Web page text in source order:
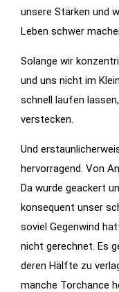
unsere Stärken und
Leben schwer
Solange wir
und uns nicht im
schnell laufen
verstecken.
Und
hervorragend. Von
Da wurde geackert
konsequent unser
soviel Gegenwind
nicht gerechnet. Es
deren Hälfte zu
manche Torchance
benötigt.
Statistiken
Diese Cookies
geben uns
Informationen,
Website
genutzt wird,
und helfen
uns somit
beim
verbessern
der Website.